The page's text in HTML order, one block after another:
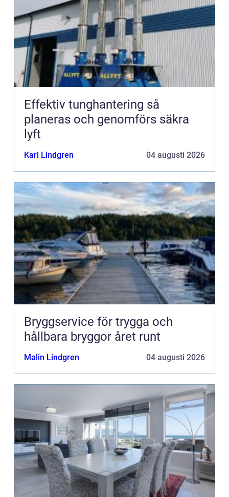
Effektiv tunghantering så
planeras och genomförs säkra
lyft
Karl Lindgren 04 augusti 2026
Bryggservice för trygga och
hållbara bryggor året runt
Malin Lindgren 04 augusti 2026